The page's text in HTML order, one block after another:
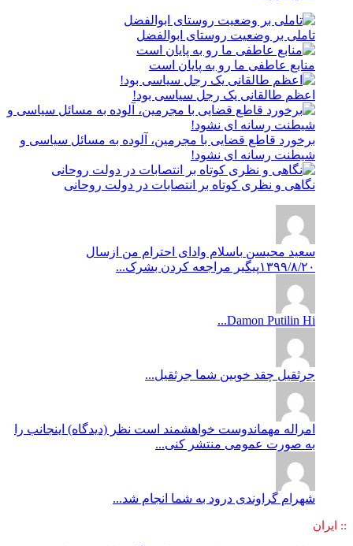
تاملی بر وضعیت روستای ابوالفضل
منابع عاطفی ما رو به پایان است
اعظم طالقانی یک رجل سیاسی بود!
برخورد قاطع قضایی با مجرمین، آلوده به مسائل سیاسی و
شیطنت رسانه ای نشود!
نگاهی و نظری کوتاه بر انتصابات در دولت روحانی
سعید محیسن باسلام وادای احترام من ازسال
۱۳۹۹/۸/۲۰پیگیر مراجعه کردن بشرک...
Damon Putilin Hi...
جرثقیل چقد خوبین شما جرثقیل...
امراله مهماندوست خواهشمند است نظر (دیدگاه) اینجانب را
به صورت عمومی منتشر کنی...
شهرام گراوندی درود به شما انجام شد...
:: ایران